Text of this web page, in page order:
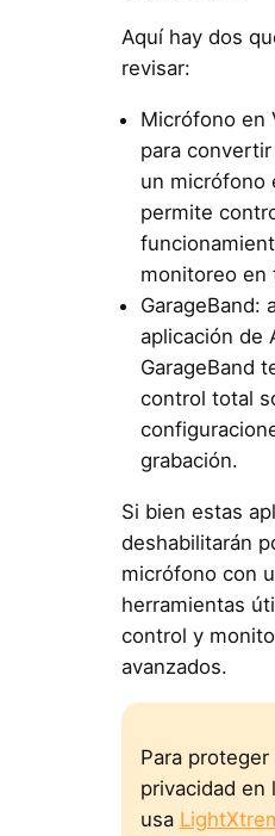
Aquí hay dos
revisar:
Micrófono en
para
un micrófono
permite
monitoreo en
GarageBand:
aplicación de
GarageBand
control total
grabación.
Si bien estas
deshabilitarán
micrófono con
herramientas
control y
avanzados.
Para
privacidad en
usa